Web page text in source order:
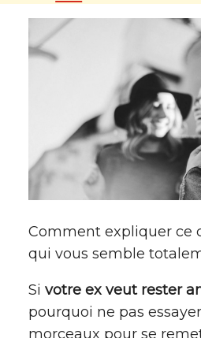
Comment expliquer ce
qui vous semble
Si votre ex veut rester
pourquoi ne pas
morceaux pour se